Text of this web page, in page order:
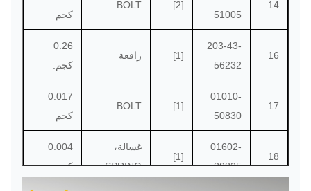
14
51005
[2]
BOLT
كجم
16
203-43-
56232
[1] رافعة
0.26
كجم.
17
01010-
50830
[1]
BOLT
0.017
كجم
18
01602-
20825
[1]
غسالة،
SPRING
0.004
كجم